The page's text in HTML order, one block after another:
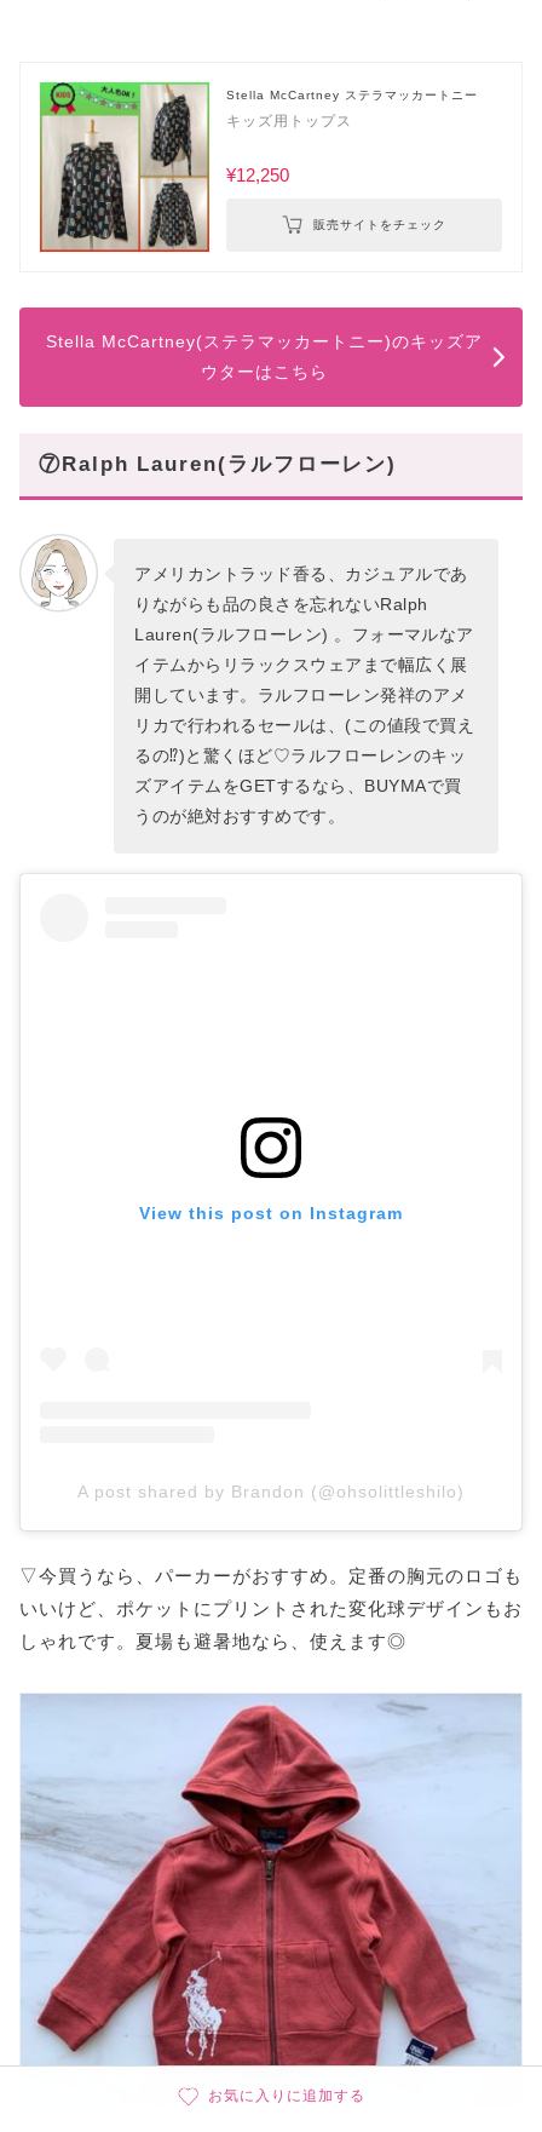
Stella McCartney ステラマッカートニー
キッズ用トップス
¥12,250
販売サイトをチェック
Stella McCartney(ステラマッカートニー)のキッズア
ウターはこちら
⑦Ralph Lauren(ラルフローレン)
アメリカントラッド香る、カジュアルであ
りながらも品の良さを忘れないRalph
Lauren(ラルフローレン) 。フォーマルなア
イテムからリラックスウェアまで幅広く展
開しています。ラルフローレン発祥のアメ
リカで行われるセールは、(この値段で買え
るの⁉)と驚くほど♡ラルフローレンのキッ
ズアイテムをGETするなら、BUYMAで買
うのが絶対おすすめです。
View this post on Instagram
A post shared by Brandon (@ohsolittleshilo)
▽今買うなら、パーカーがおすすめ。定番の胸元のロゴも
いいけど、ポケットにプリントされた変化球デザインもお
しゃれです。夏場も避暑地なら、使えます◎
お気に入りに追加する